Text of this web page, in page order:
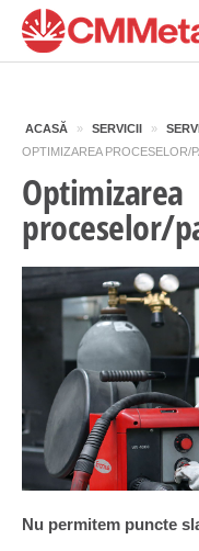
ACASĂ » SERVICII »
OPTIMIZAREA PROCESELOR/
Optimizarea
proceselor/
Nu permitem puncte